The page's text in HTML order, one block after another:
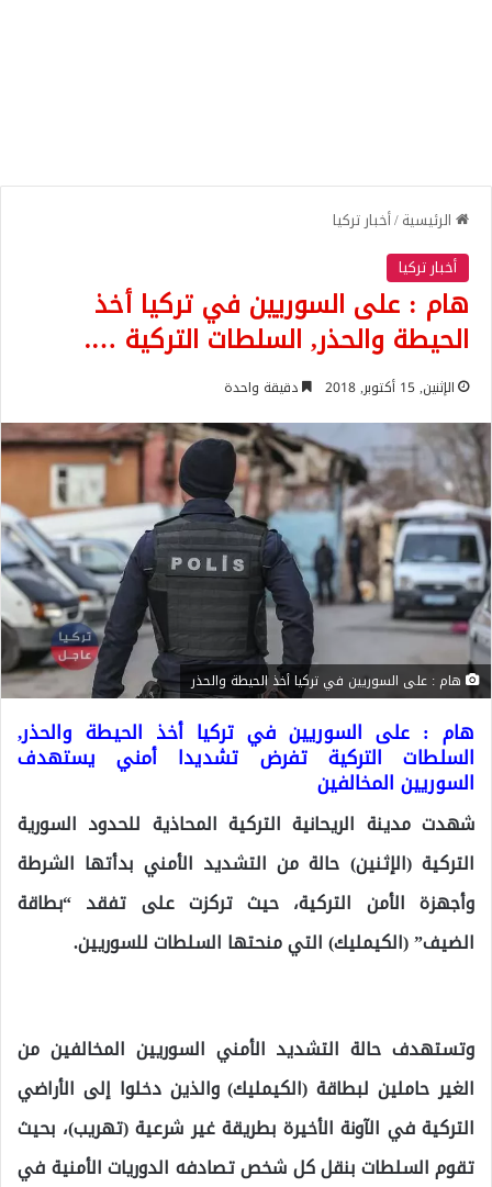
الرئيسية/أخبار تركيا
أخبار تركيا
هام : على السوريين في تركيا أخذ
الحيطة والحذر, السلطات التركية ….
الإثنين, 15 أكتوبر, 2018 دقيقة واحدة
هام : على السوريين في تركيا أخذ الحيطة والحذر
هام : على السوريين في تركيا أخذ الحيطة والحذر,
السلطات التركية تفرض تشديدا أمني يستهدف
السوريين المخالفين
شهدت مدينة الريحانية التركية المحاذية للحدود السورية
التركية (الإثنين) حالة من التشديد الأمني بدأتها الشرطة
وأجهزة الأمن التركية، حيث تركزت على تفقد “بطاقة
الضيف” (الكيمليك) التي منحتها السلطات للسوريين.
وتستهدف حالة التشديد الأمني السوريين المخالفين من
الغير حاملين لبطاقة (الكيمليك) والذين دخلوا إلى الأراضي
التركية في الآونة الأخيرة بطريقة غير شرعية (تهريب)، بحيث
تقوم السلطات بنقل كل شخص تصادفه الدوريات الأمنية في